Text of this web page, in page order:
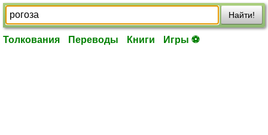
Найти!
Толкования Переводы Книги Игры ⚽